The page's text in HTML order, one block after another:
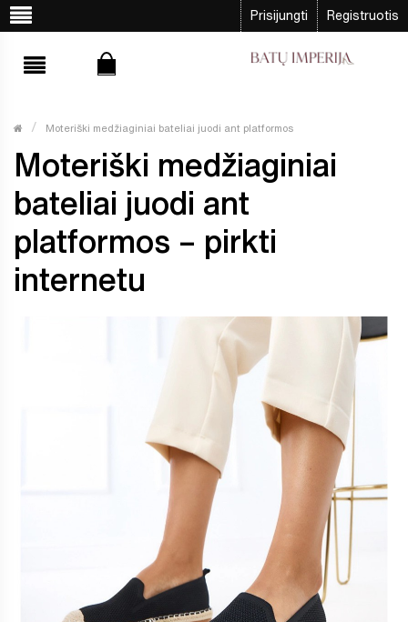
Prisijungti Registruotis
Moteriški medžiaginiai bateliai juodi ant platformos
Moteriški medžiaginiai
bateliai juodi ant
platformos – pirkti
internetu